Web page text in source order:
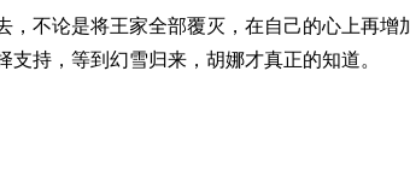
，不论是将王家全部覆灭，在自己的心上再
持，等到幻雪归来，胡娜才真正的知道。